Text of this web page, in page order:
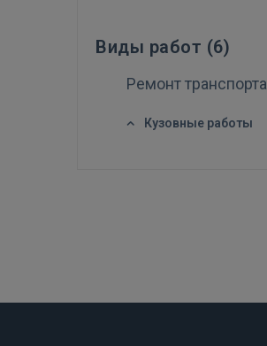
Виды работ (6)
Ремонт транспорта
Кузовные работы